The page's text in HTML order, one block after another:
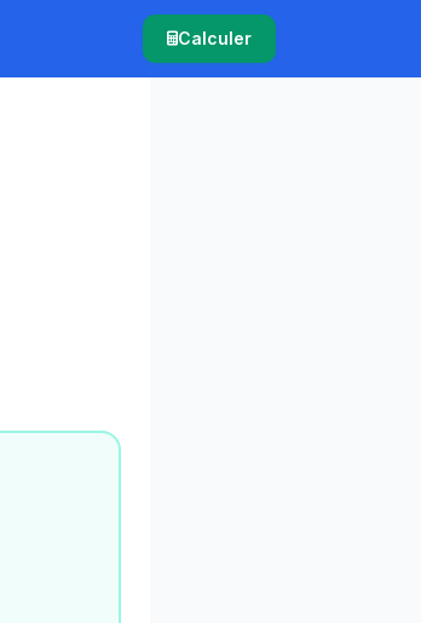
Calculer